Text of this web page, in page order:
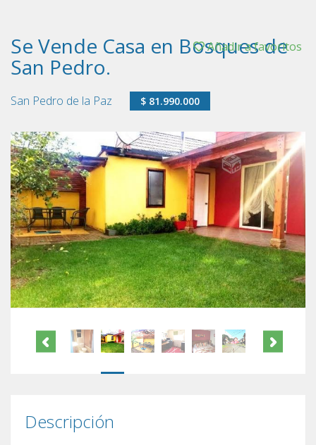
Se Vende Casa en Bosques de
San Pedro.
Añadir a favoritos
San Pedro de la Paz $ 81.990.000
Descripción